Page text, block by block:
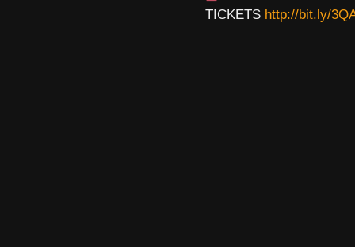
TICKETS http://bit.ly/